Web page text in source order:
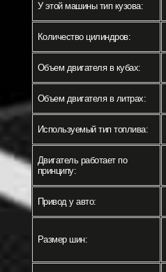
У этой машины тип кузова:
Количество цилиндров:
Объем двигателя в кубах:
Объем двигателя в литрах:
Используемый тип топлива:
Двигатель работает по
принципу:
Привод у авто:
Размер шин: